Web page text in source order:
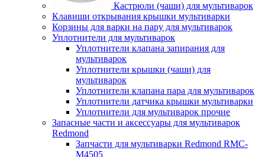
Кастрюли (чаши) для мультиварок
Клавиши открывания крышки мультиварки
Корзины для варки на пару для мультиварок
Уплотнители для мультиварок
Уплотнители клапана запирания для
мультиварок
Уплотнители крышки (чаши) для
мультиварок
Уплотнители клапана пара для мультиварок
Уплотнители датчика крышки мультиварки
Уплотнители для мультиварок прочие
Запасные части и аксессуары для мультиварок
Redmond
Запчасти для мультиварки Redmond RMC-
M4505